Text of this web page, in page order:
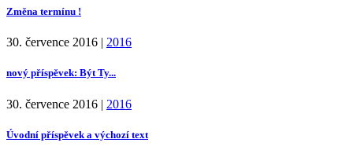
Změna termínu !
30. července 2016 | 2016
nový příspěvek: Být Ty...
30. července 2016 | 2016
Úvodní příspěvek a výchozí text